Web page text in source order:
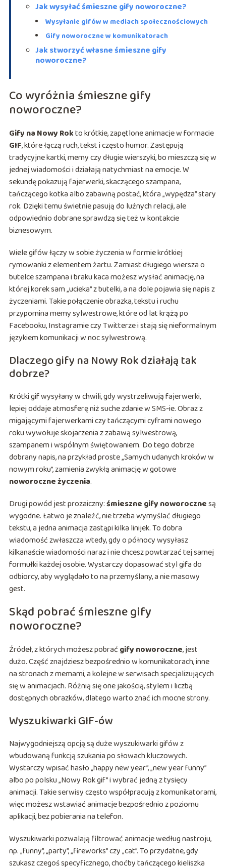
Jak wysyłać śmieszne gify noworoczne?
Wysyłanie gifów w mediach społecznościowych
Gify noworoczne w komunikatorach
Jak stworzyć własne śmieszne gify
noworoczne?
Co wyróżnia śmieszne gify
noworoczne?
Gify na Nowy Rokto krótkie, zapętlone animacje w formacie
GIF, które łączą ruch, tekst i często humor. Zastępują
tradycyjne kartki, memy czy długie wierszyki, bo mieszczą się w
jednej wiadomości i działają natychmiast na emocje. W
sekundę pokazują fajerwerki, skaczącego szampana,
tańczącego kotka albo zabawną postać, która „wypędza” stary
rok. Dzięki temu świetnie pasują do luźnych relacji, ale
odpowiednio dobrane sprawdzą się też w kontakcie
biznesowym.
Wiele gifów łączy w sobie życzenia w formie krótkiej
rymowanki z elementem żartu. Zamiast długiego wiersza o
butelce szampana i braku kaca możesz wysłać animację, na
której korek sam „ucieka” z butelki, a na dole pojawia się napis z
życzeniami. Takie połączenie obrazka, tekstu i ruchu
przypomina memy sylwestrowe, które od lat krążą po
Facebooku, Instagramie czy Twitterze i stają się nieformalnym
językiem komunikacji w noc sylwestrową.
Dlaczego gify na Nowy Rok działają tak
dobrze?
Krótki gif wysyłany w chwili, gdy wystrzeliwują fajerwerki,
lepiej oddaje atmosferę niż suche zdanie w SMS-ie. Obraz z
migającymi fajerwerkami czy tańczącymi cyframi nowego
roku wywołuje skojarzenia z zabawą sylwestrową,
szampanem i wspólnym świętowaniem. Do tego dobrze
dobrany napis, na przykład proste „Samych udanych kroków w
nowym roku”, zamienia zwykłą animację w gotowe
noworoczne życzenia.
Drugi powód jest prozaiczny:śmieszne gify noworocznesą
wygodne. Łatwo je znaleźć, nie trzeba wymyślać długiego
tekstu, a jedna animacja zastąpi kilka linijek. To dobra
wiadomość zwłaszcza wtedy, gdy o północy wysyłasz
kilkanaście wiadomości naraz i nie chcesz powtarzać tej samej
formułki każdej osobie. Wystarczy dopasować styl gifa do
odbiorcy, aby wyglądało to na przemyślany, a nie masowy
gest.
Skąd pobrać śmieszne gify
noworoczne?
Źródeł, z których możesz pobrać gify noworoczne, jest
dużo. Część znajdziesz bezpośrednio w komunikatorach, inne
na stronach z memami, a kolejne w serwisach specjalizujących
się w animacjach. Różnią się one jakością, stylem i liczbą
dostępnych obrazków, dlatego warto znać ich mocne strony.
Wyszukiwarki GIF-ów
Najwygodniejszą opcją są duże wyszukiwarki gifów z
wbudowaną funkcją szukania po słowach kluczowych.
Wystarczy wpisać hasło „happy new year”, „new year funny”
albo po polsku „Nowy Rok gif” i wybrać jedną z tysięcy
animacji. Takie serwisy często współpracują z komunikatorami,
więc możesz wstawiać animacje bezpośrednio z poziomu
aplikacji, bez pobierania na telefon.
Wyszukiwarki pozwalają filtrować animacje według nastroju,
np. „funny”, „party”, „fireworks” czy „cat”. To przydatne, gdy
szukasz czegoś specyficznego, choćby tańczącego kieliszka